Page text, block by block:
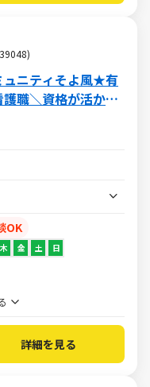
ュニティそよ風★有
職＼資格が活かせ
・社保完備・各種
OK
木 金 土 日
詳細を見る